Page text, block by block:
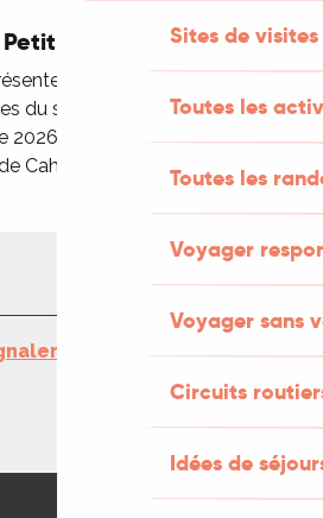
Sites de visites
Toutes les
Toutes les
Voyager
Voyager sans
Circuits
Idées de
: D'une rive à l'autre
une importante
du sculpteur Marc Petit du 14
2026. Vingt ans après celles du
Cahors...
une erreur